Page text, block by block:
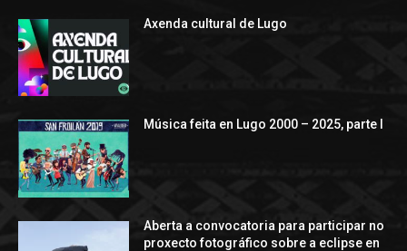
Axenda cultural de Lugo
Música feita en Lugo 2000 – 2025, parte I
Aberta a convocatoria para participar no
proxecto fotográfico sobre a eclipse en